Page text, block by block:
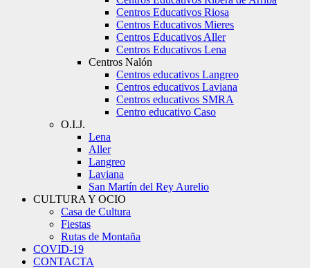
Centros Educativos Riosa
Centros Educativos Mieres
Centros Educativos Aller
Centros Educativos Lena
Centros Nalón
Centros educativos Langreo
Centros educativos Laviana
Centros educativos SMRA
Centro educativo Caso
O.I.J.
Lena
Aller
Langreo
Laviana
San Martín del Rey Aurelio
CULTURA Y OCIO
Casa de Cultura
Fiestas
Rutas de Montaña
COVID-19
CONTACTA